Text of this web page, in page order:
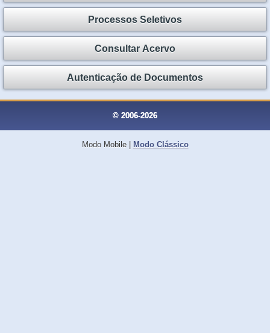
Processos Seletivos
Consultar Acervo
Autenticação de Documentos
© 2006-2026
Modo Mobile| Modo Clássico